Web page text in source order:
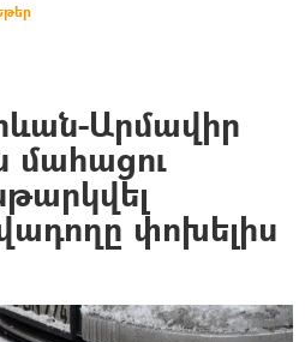
Արմավիր
փոխելիս